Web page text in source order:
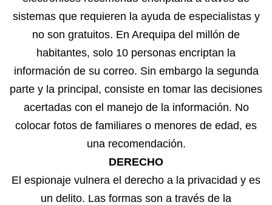
sistemas que requieren la ayuda de especialistas y
no son gratuitos. En Arequipa del millón de
habitantes, solo 10 personas encriptan la
información de su correo. Sin embargo la segunda
parte y la principal, consiste en tomar las decisiones
acertadas con el manejo de la información. No
colocar fotos de familiares o menores de edad, es
una recomendación.
DERECHO
El espionaje vulnera el derecho a la privacidad y es
un delito. Las formas son a través de la